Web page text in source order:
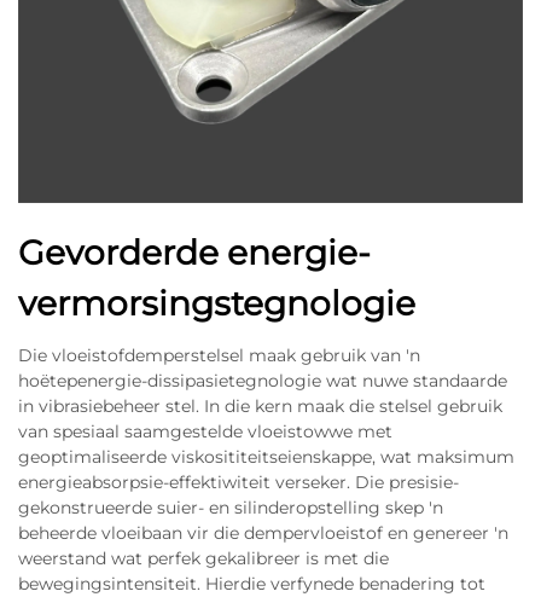
Gevorderde energie-
vermorsingstegnologie
Die vloeistofdemperstelsel maak gebruik van 'n
hoëtepenergie-dissipasietegnologie wat nuwe standaarde
in vibrasiebeheer stel. In die kern maak die stelsel gebruik
van spesiaal saamgestelde vloeistowwe met
geoptimaliseerde viskosititeitseienskappe, wat maksimum
energieabsorpsie-effektiwiteit verseker. Die presisie-
gekonstrueerde suier- en silinderopstelling skep 'n
beheerde vloeibaan vir die dempervloeistof en genereer 'n
weerstand wat perfek gekalibreer is met die
bewegingsintensiteit. Hierdie verfynede benadering tot